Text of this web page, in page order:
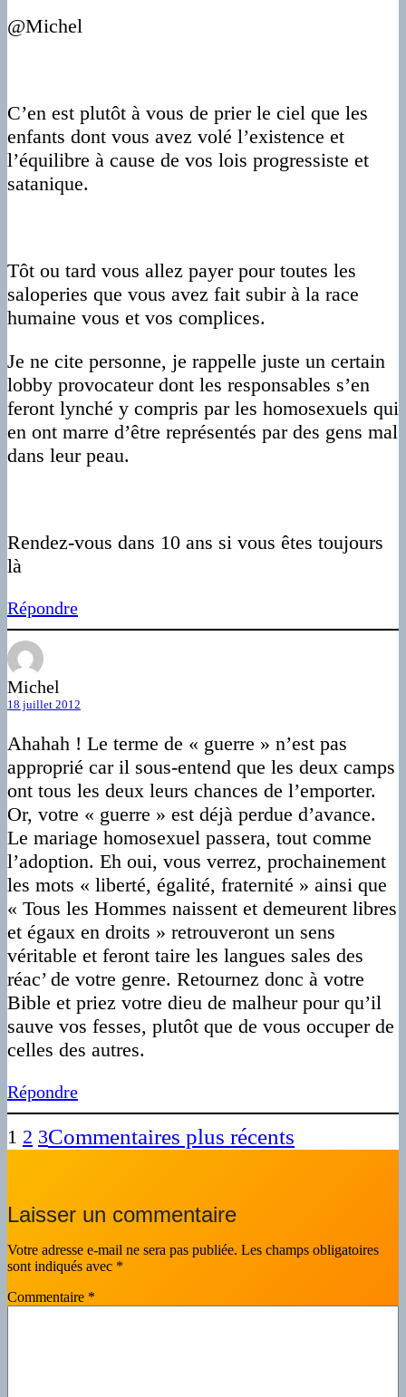
@Michel
C’en est plutôt à vous de prier le ciel que les
enfants dont vous avez volé l’existence et
l’équilibre à cause de vos lois progressiste et
satanique.
Tôt ou tard vous allez payer pour toutes les
saloperies que vous avez fait subir à la race
humaine vous et vos complices.
Je ne cite personne, je rappelle juste un certain
lobby provocateur dont les responsables s’en
feront lynché y compris par les homosexuels qui
en ont marre d’être représentés par des gens mal
dans leur peau.
Rendez-vous dans 10 ans si vous êtes toujours
là
Répondre
Michel
18 juillet 2012
Ahahah ! Le terme de « guerre » n’est pas
approprié car il sous-entend que les deux camps
ont tous les deux leurs chances de l’emporter.
Or, votre « guerre » est déjà perdue d’avance.
Le mariage homosexuel passera, tout comme
l’adoption. Eh oui, vous verrez, prochainement
les mots « liberté, égalité, fraternité » ainsi que
« Tous les Hommes naissent et demeurent libres
et égaux en droits » retrouveront un sens
véritable et feront taire les langues sales des
réac’ de votre genre. Retournez donc à votre
Bible et priez votre dieu de malheur pour qu’il
sauve vos fesses, plutôt que de vous occuper de
celles des autres.
Répondre
1 2 3Commentaires plus récents
Laisser un commentaire
Votre adresse e-mail ne sera pas publiée. Les champs obligatoires
sont indiqués avec *
Commentaire *